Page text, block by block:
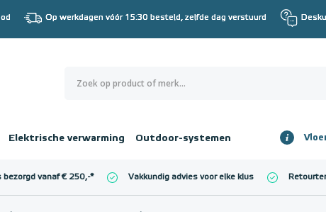
Op werkdagen vóór 15:30 besteld, zelfde dag verstuurd
Elektrische verwarming Outdoor-systemen
€ 0,00
bezorgd vanaf € 250,-* Vakkundig advies voor elke klus